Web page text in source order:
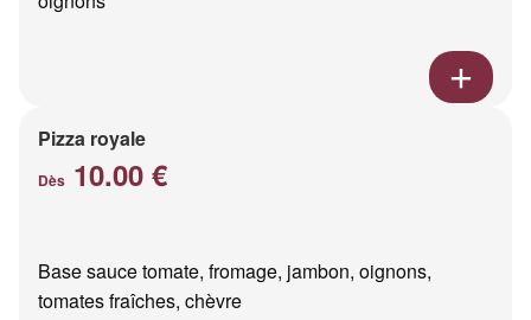
Pizza royale
Dès 10.00 €
Base sauce tomate, fromage, jambon, oignons,
tomates fraîches, chèvre